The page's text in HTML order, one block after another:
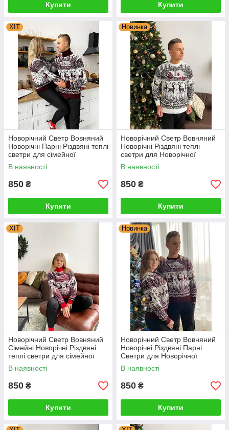
Купити Купити
ХІТ
Новорічний Светр Вовняний
Новорічні Парні Різдвяні теплі
светри для сімейної
фотосесії Туреччина
В наявності
850 ₴
Купити
Новинка
Новорічний Светр Вовняний
Новорічні Різдвяні теплі
светри для Новорічної
сімейної фотосесії
В наявності
850 ₴
Купити
ХІТ
Новорічний Светр Вовняний
Сімейні Новорічні Різдвяні
теплі светри для сімейної
фотосесії Туреччина
В наявності
850 ₴
Купити
Новинка
Новорічний Светр Вовняний
Новорічні Різдвяні Парні
Светри для Новорічної
сімейної фотосесії
В наявності
850 ₴
Купити